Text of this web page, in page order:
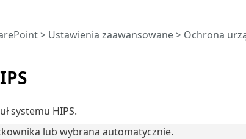
> Ustawienia zaawansowane> Ochrona
systemu HIPS.
lub wybrana automatycznie.